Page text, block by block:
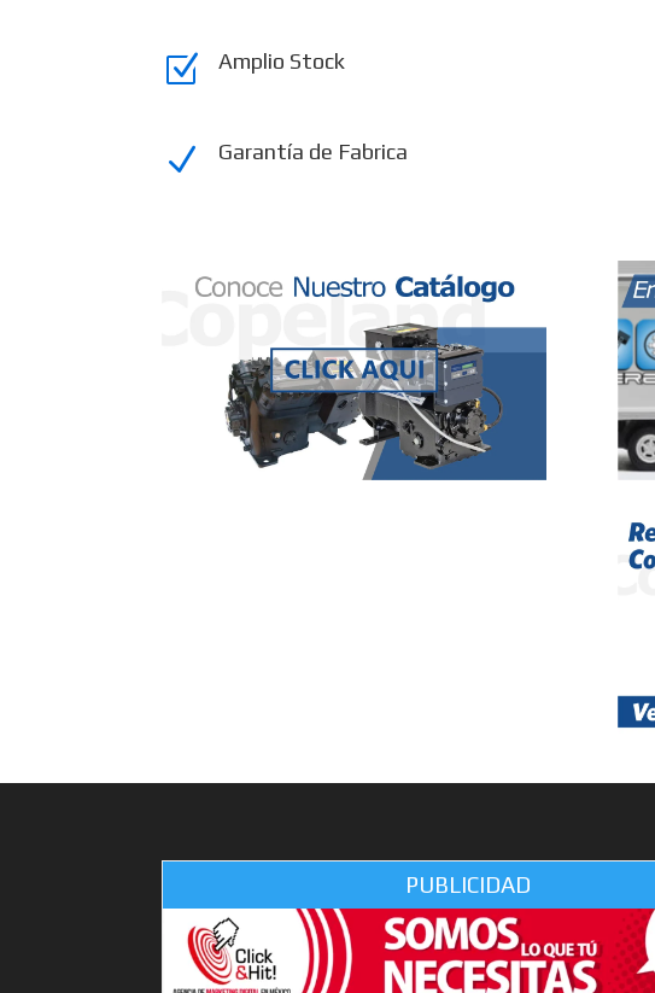
Z Amplio Stock
N Garantía de Fabrica
PUBLICIDAD